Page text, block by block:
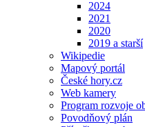
2024
2021
2020
2019 a starší
Wikipedie
Mapový portál
České hory.cz
Web kamery
Program rozvoje
Povodňový plán